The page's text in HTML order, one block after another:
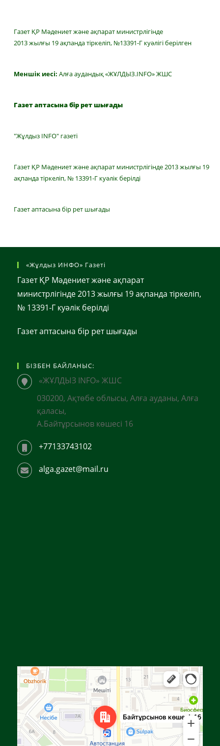
Газет ҚР Мәдениет және ақпарат министрлігінде
2013 жылғы 19 ақпанда тіркеліп, №13391-Г куәлігі берілген
Меншік иесі: Алға аудандық «ЖҰЛДЫЗ.INFO» ЖШС
Газет аптасына бір рет шығады
"Жұлдыз INFO" газеті
Газет ҚР Мәдениет және ақпарат министрлігінде 2013 жылғы 19
ақпанда тіркеліп, № 13391-Г куәлік берілді
Газет аптасына бір рет шығады
«Жұлдыз ИНФО» Газеті
Газет ҚР Мәдениет және ақпарат
министрлігінде 2013 жылғы 19 ақпанда тіркеліп,
№ 13391-Г куәлік берілді
Газет аптасына бір рет шығады
БІЗБЕН БАЙЛАНЫС:
«ЖҰЛДЫЗ INFO» ЖШС
030200, Ақтөбе облысы, Алға ауданы, Алға
қаласы,
А.Байтұрсынов көшесі 16
+77133743102
alga.gazet@mail.ru
Яндекс Карталар — көлік, навигация, орындарды іздеу